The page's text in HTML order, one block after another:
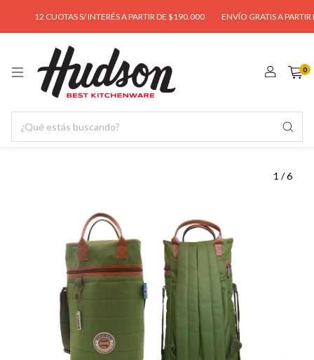
12 CUOTAS S/ INTERÉS A PARTIR DE $190.000 ENVÍO GRATIS A PARTIR DE
0
1 /6